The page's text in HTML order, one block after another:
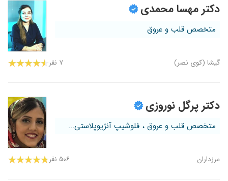
دکتر مهسا محمدی
متخصص قلب و عروق
گیشا (کوی نصر) ۷ نفر
دکتر پرگل نوروزی
متخصص قلب و عروق ، فلوشیپ آنژیوپلاستی...
مرزداران ۵۰۶ نفر